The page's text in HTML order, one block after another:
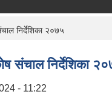
निर्देशिका २०७५
संचाल निर्देशिका
- 11:22